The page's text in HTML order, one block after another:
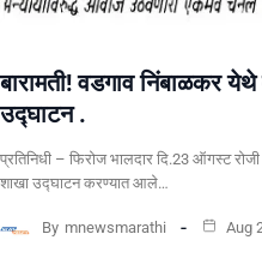
बारामती! वडगाव निंबाळकर
उद्घाटन .
प्रतिनिधी – फिरोज भालदार दि.23 ऑगस्ट
शाखा उद्घाटन करण्यात आले…
By mnewsmarathi Aug